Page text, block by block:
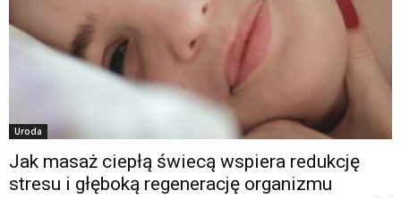
Uroda
Jak masaż ciepłą świecą wspiera redukcję
stresu i głęboką regenerację organizmu